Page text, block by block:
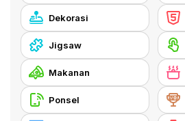
Dekorasi
Jigsaw
Makanan
Ponsel